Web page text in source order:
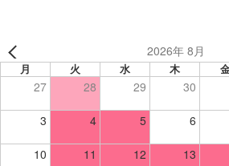
2026年 8月
月 火 水 木
27 28 29 30
3 4 5 6
10 11 12 13